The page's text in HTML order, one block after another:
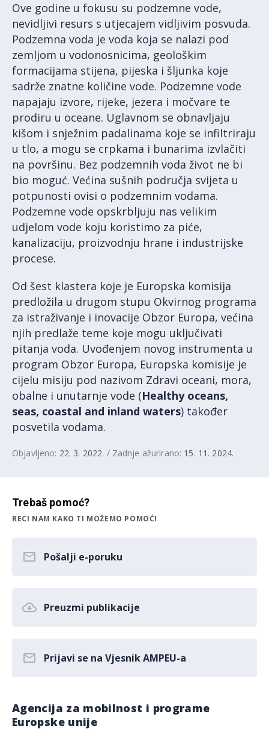
Ove godine u fokusu su podzemne vode,
nevidljivi resurs s utjecajem vidljivim posvuda.
Podzemna voda je voda koja se nalazi pod
zemljom u vodonosnicima, geološkim
formacijama stijena, pijeska i šljunka koje
sadrže znatne količine vode. Podzemne vode
napajaju izvore, rijeke, jezera i močvare te
prodiru u oceane. Uglavnom se obnavljaju
kišom i snježnim padalinama koje se infiltriraju
u tlo, a mogu se crpkama i bunarima izvlačiti
na površinu. Bez podzemnih voda život ne bi
bio moguć. Većina sušnih područja svijeta u
potpunosti ovisi o podzemnim vodama.
Podzemne vode opskrbljuju nas velikim
udjelom vode koju koristimo za piće,
kanalizaciju, proizvodnju hrane i industrijske
procese.
Od šest klastera koje je Europska komisija
predložila u drugom stupu Okvirnog programa
za istraživanje i inovacije Obzor Europa, većina
njih predlaže teme koje mogu uključivati
pitanja voda. Uvođenjem novog instrumenta u
program Obzor Europa, Europska komisije je
cijelu misiju pod nazivom Zdravi oceani, mora,
obalne i unutarnje vode (Healthy oceans,
seas, coastal and inland waters) također
posvetila vodama.
Objavljeno: 22. 3. 2022. / Zadnje ažurirano: 15. 11. 2024.
Trebaš pomoć?
RECI NAM KAKO TI MOŽEMO POMOĆI
Pošalji e-poruku
Preuzmi publikacije
Prijavi se na Vjesnik AMPEU-a
Agencija za mobilnost i programe
Europske unije